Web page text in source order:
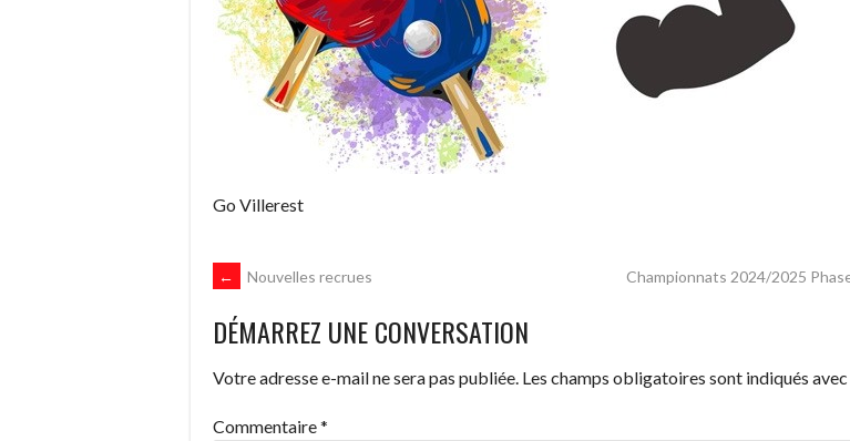
Go Villerest
NAVIGATION
DES
ARTICLES
← Nouvelles recrues Championnats 2024/2025
DÉMARREZ UNE CONVERSATION
Votre adresse e-mail ne sera pas publiée. Les champs obligatoires sont indiqués avec
Commentaire*